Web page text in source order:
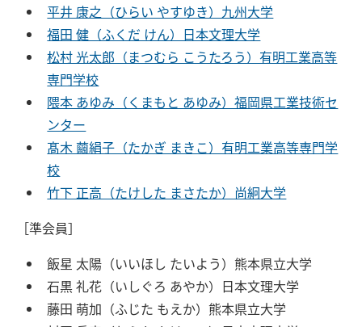
平井 康之（ひらい やすゆき）九州大学
福田 健（ふくだ けん）日本文理大学
松村 光太郎（まつむら こうたろう）有明工業高等
専門学校
隈本 あゆみ（くまもと あゆみ）福岡県工業技術セ
ンター
髙木 繭絹子（たかぎ まきこ）有明工業高等専門学
校
竹下 正高（たけした まさたか）尚絅大学
［準会員］
飯星 太陽（いいほし たいよう）熊本県立大学
石黒 礼花（いしぐろ あやか）日本文理大学
藤田 萌加（ふじた もえか）熊本県立大学